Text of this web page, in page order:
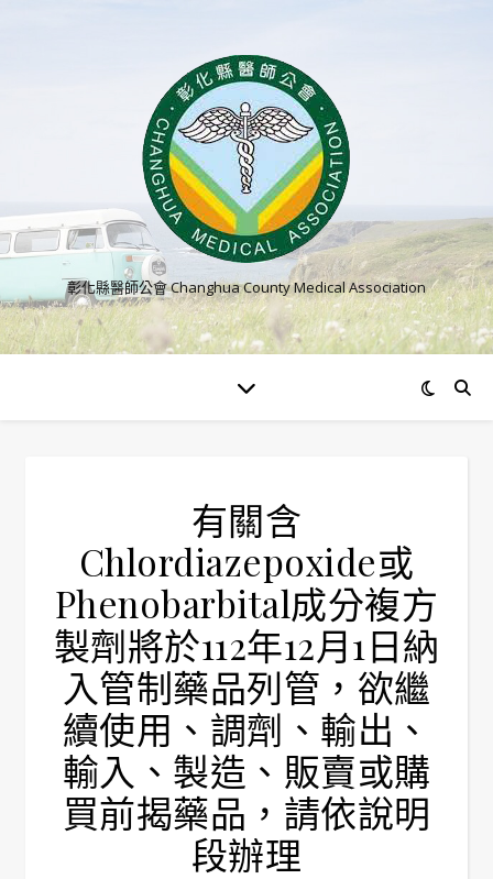
彰化縣醫師公會 Changhua County Medical Association
有關含
Chlordiazepoxide或
Phenobarbital成分複方
製劑將於112年12月1日納
入管制藥品列管，欲繼
續使用、調劑、輸出、
輸入、製造、販賣或購
買前揭藥品，請依說明
段辦理